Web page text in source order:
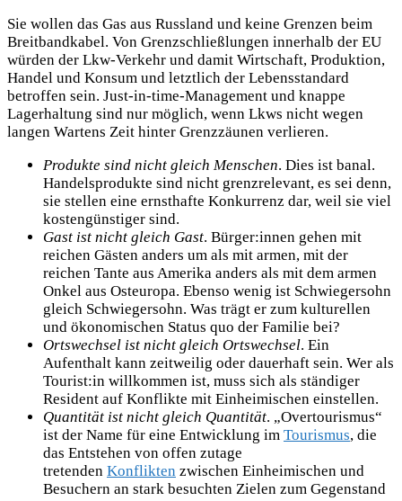
Sie wollen das Gas aus Russland und keine Grenzen beim
Breitbandkabel. Von Grenzschließlungen innerhalb der EU
würden der Lkw-Verkehr und damit Wirtschaft, Produktion,
Handel und Konsum und letztlich der Lebensstandard
betroffen sein. Just-in-time-Management und knappe
Lagerhaltung sind nur möglich, wenn Lkws nicht wegen
langen Wartens Zeit hinter Grenzzäunen verlieren.
Produkte sind nicht gleich Menschen. Dies ist banal.
Handelsprodukte sind nicht grenzrelevant, es sei denn,
sie stellen eine ernsthafte Konkurrenz dar, weil sie viel
kostengünstiger sind.
Gast ist nicht gleich Gast. Bürger:innen gehen mit
reichen Gästen anders um als mit armen, mit der
reichen Tante aus Amerika anders als mit dem armen
Onkel aus Osteuropa. Ebenso wenig ist Schwiegersohn
gleich Schwiegersohn. Was trägt er zum kulturellen
und ökonomischen Status quo der Familie bei?
Ortswechsel ist nicht gleich Ortswechsel. Ein
Aufenthalt kann zeitweilig oder dauerhaft sein. Wer als
Tourist:in willkommen ist, muss sich als ständiger
Resident auf Konflikte mit Einheimischen einstellen.
Quantität ist nicht gleich Quantität. „Overtourismus“
ist der Name für eine Entwicklung im Tourismus, die
das Entstehen von offen zutage
tretenden Konflikten zwischen Einheimischen und
Besuchern an stark besuchten Zielen zum Gegenstand